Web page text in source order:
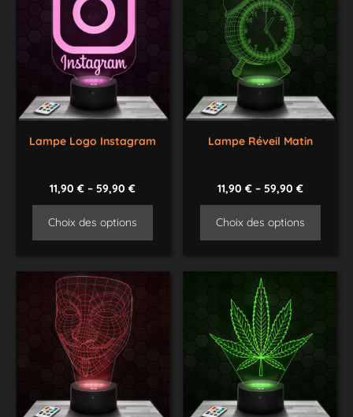
Lampe Logo Instagram
11,90€ –59,90€
Choix des options
Lampe Réveil Matin
11,90 €– 59,90 €
Choix des options